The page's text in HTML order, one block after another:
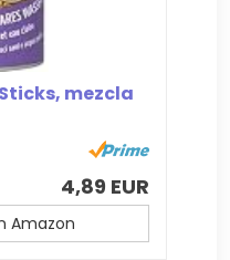
mezcla
4,89 EUR
Amazon